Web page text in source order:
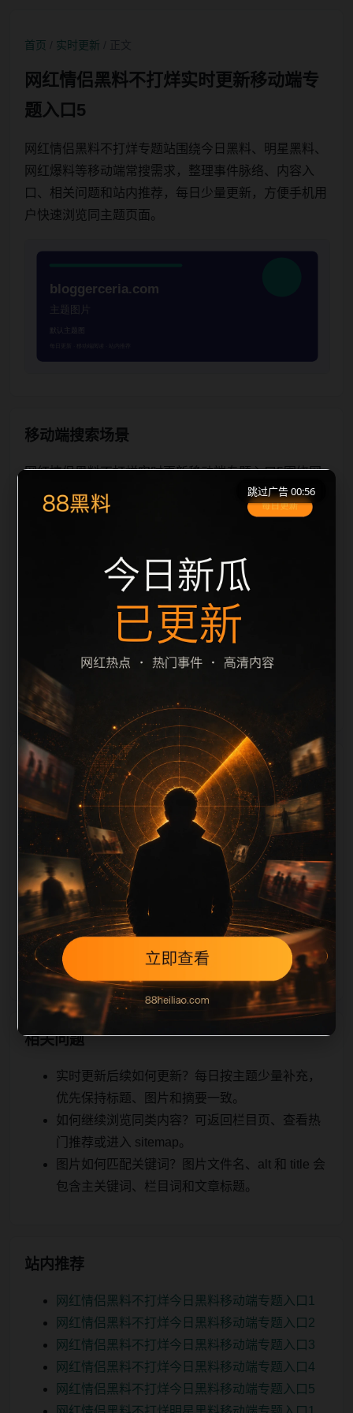
首页 实时更新
网红情侣黑料不打烊实时更新移动端专
题入口5
网红情侣黑料不打烊专题站围绕今日黑料、明星黑料、
网红爆料等移动端常搜需求，整理事件脉络、内容入
口、相关问题和站内推荐，每日少量更新，方便手机用
户快速浏览同主题页面。
移动端搜索场景
网红情侣黑料不打烊实时更新移动端专题入口5围绕网
红情侣黑料不打烊和实时更新展开，适合移动端用户在
短时间内理解页面主题、入口路径和延伸阅读方向。本
一致，减少无关词堆砌，避免同一批页面出现高度重
复。从搜索体验看，用户通常先看标题是否明确，再看
摘要是否说明更新范围，随后通过栏目入口继续浏览同
类内容。因此本页保留面包屑、同类推荐、热门推荐、
上一篇下一篇和 sitemap 入口，让重要页面点击深度控
制在三次以内。后续更新会围绕实时更新持续补充新内
容，每次新增保持少量、稳定、相关
栏目内容归集
，图片文件名和 alt/title 也跟随主关键词、栏目词和文
章标题生成。如果采集内容缺少图片，将使用同主题默
认图兜底；如果标题过短、描述为空、正文摘要不足或
关键词连续重复，则不进入发布队列。本页还加入常见
问题和站内推荐，帮助用户从一个入口跳转到同类页
面、专题合集和热榜内容，提升停留时间和页面可抓取
性。第5条内容作为初始建设页，重点承担栏目深度补
齐、内链结构完善和后续采集归类的承接作用。
相关问题
实时更新后续如何更新？每日按主题少量补充，
优先保持标题、图片和摘要一致。
如何继续浏览同类内容？可返回栏目页、查看热
门推荐或进入 sitemap。
图片如何匹配关键词？图片文件名、alt 和 title 会
包含主关键词、栏目词和文章标题。
站内推荐
网红情侣黑料不打烊今日黑料移动端专题入口1
网红情侣黑料不打烊今日黑料移动端专题入口2
网红情侣黑料不打烊今日黑料移动端专题入口3
网红情侣黑料不打烊今日黑料移动端专题入口4
网红情侣黑料不打烊今日黑料移动端专题入口5
跳过广告 00:56